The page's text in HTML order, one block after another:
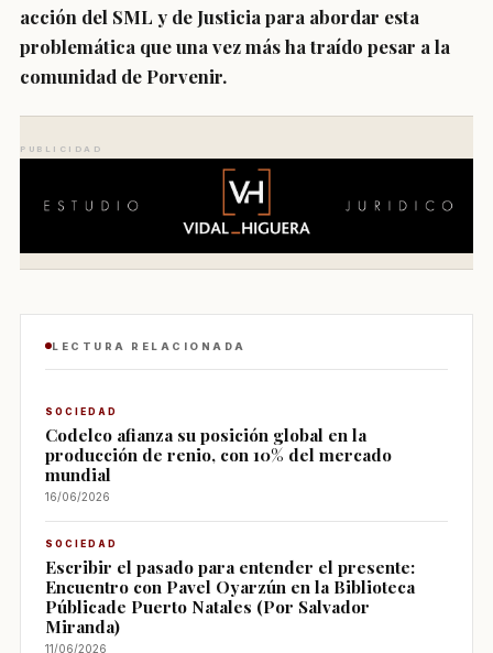
acción del SML y de Justicia para abordar esta
problemática que una vez más ha traído pesar a la
comunidad de Porvenir.
PUBLICIDAD
LECTURA RELACIONADA
SOCIEDAD
Codelco afianza su posición global en la
producción de renio, con 10% del mercado
mundial
16/06/2026
SOCIEDAD
Escribir el pasado para entender el presente:
Encuentro con Pavel Oyarzún en la Biblioteca
Públicade Puerto Natales (Por Salvador
Miranda)
11/06/2026